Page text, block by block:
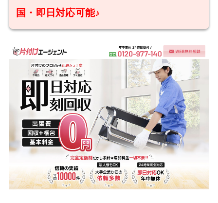
国・即日対応可能♪